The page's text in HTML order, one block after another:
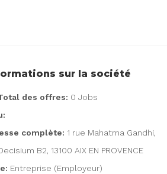
sur la société
des offres: 0 Jobs
complète: 1 rue Mahatma Gandhi,
B2, 13100 AIX EN PROVENCE
Entreprise (Employeur)